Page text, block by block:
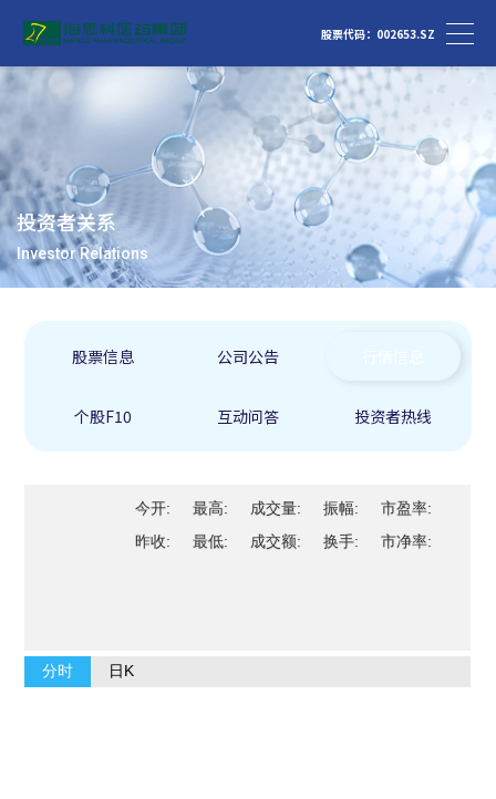
股票代码：002653.SZ
投资者关系
Investor Relations
股票信息 公司公告
个股F10 互动问答 投资者热线